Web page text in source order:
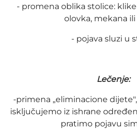
- promena oblika stolice:
olovka, mekana
- pojava sluzi u
Lečenje:
-primena „eliminacione
isključujemo iz ishrane
pratimo pojavu